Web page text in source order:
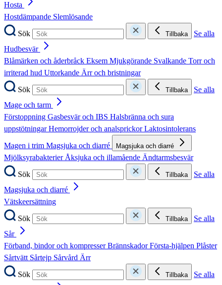
Hosta
Hostdämpande Slemlösande
Sök
Tillbaka
Se alla
Hudbesvär
Blåmärken och åderbråck Eksem Mjukgörande Svalkande Torr och
irriterad hud Uttorkande Ärr och bristningar
Sök
Tillbaka
Se alla
Mage och tarm
Förstoppning Gasbesvär och IBS Halsbränna och sura
uppstötningarHemorrojder och analsprickorLaktosintolerans
Magen i trim Magsjuka och diarré Magsjuka och diarré
MjölksyrabakterierÅksjuka och illamående Ändtarmsbesvär
Sök
Tillbaka
Se alla
Magsjuka och diarré
Vätskeersättning
Sök
Tillbaka
Se alla
Sår
Förband, bindor och kompresserBrännskadorFörsta-hjälpen Plåster
Sårtvätt Sårtejp Sårvård Ärr
Sök
Tillbaka
Se alla